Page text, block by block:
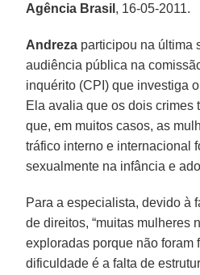
Agência Brasil , 16-05-2011.
Andreza participou na última
audiência pública na
inquérito (CPI) que investiga
Ela avalia que os dois crimes
que, em muitos casos, as
tráfico interno e internacional
sexualmente na infância e
Para a especialista, devido à
de direitos, “muitas mulheres
exploradas porque não foram
dificuldade é a falta de